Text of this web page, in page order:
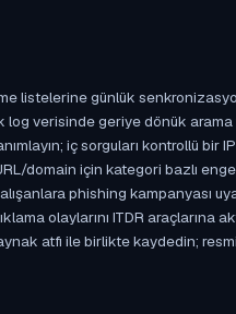
listelerine günlük
log verisinde geriye dönük arama
iç sorguları kontrollü bir
domain için kategori bazlı
phishing kampanyası
olaylarını ITDR araçlarına
atfı ile birlikte kaydedin;